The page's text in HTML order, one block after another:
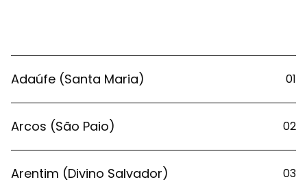
Adaúfe (Santa Maria) 01
Arcos (São Paio) 02
Arentim (Divino Salvador) 03